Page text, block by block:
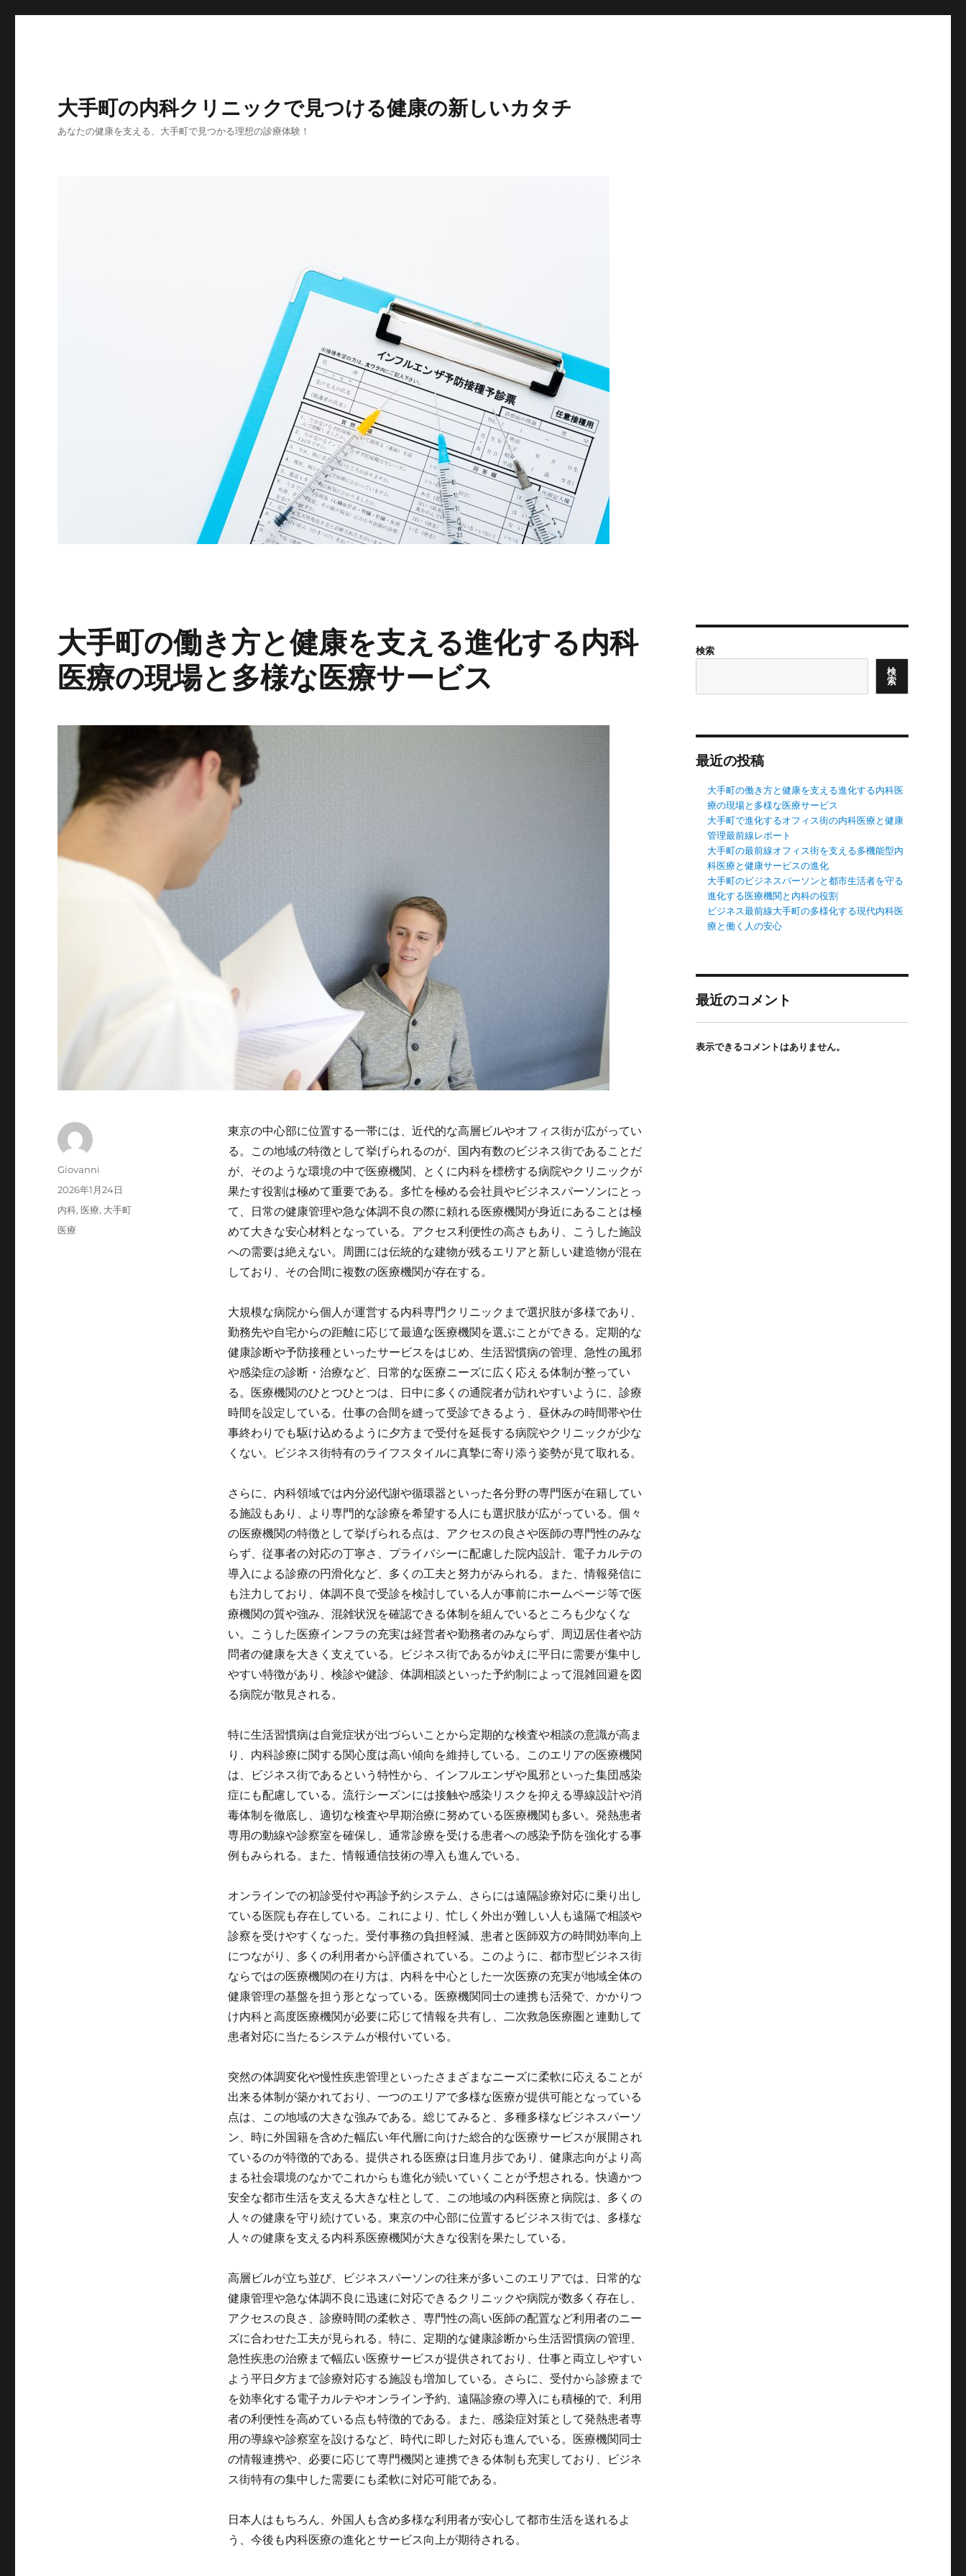
大手町の内科クリニックで見つける健康の新しいカタチ
あなたの健康を支える、大手町で見つかる理想の診療体験！
大手町の働き方と健康を支える進化する内科
医療の現場と多様な医療サービス
東京の中心部に位置する一帯には、近代的な高層ビルやオフィス街が広がってい
る。 この地域の特徴として挙げられるのが、国内有数のビジネス街であることだ
が、そのような環境の中で医療機関、とくに内科を標榜する病院やクリニックが
果たす役割は極めて重要である。多忙を極める会社員やビジネスパーソンにとっ
て、日常の健康管理や急な体調不良の際に頼れる医療機関が身近にあることは極
めて大きな安心材料となっている。アクセス利便性の高さもあり、こうした施設
への需要は絶えない。周囲には伝統的な建物が残るエリアと新しい建造物が混在
しており、その合間に複数の医療機関が存在する。
大規模な病院から個人が運営する内科専門クリニックまで選択肢が多様であり、
勤務先や自宅からの距離に応じて最適な医療機関を選ぶことができる。定期的な
健康診断や予防接種といったサービスをはじめ、生活習慣病の管理、急性の風邪
や感染症の診断・治療など、日常的な医療ニーズに広く応える体制が整ってい
る。医療機関のひとつひとつは、日中に多くの通院者が訪れやすいように、診療
時間を設定している。仕事の合間を縫って受診できるよう、昼休みの時間帯や仕
事終わりでも駆け込めるように夕方まで受付を延長する病院やクリニックが少な
くない。ビジネス街特有のライフスタイルに真摯に寄り添う姿勢が見て取れる。
さらに、内科領域では内分泌代謝や循環器といった各分野の専門医が在籍してい
る施設もあり、より専門的な診療を希望する人にも選択肢が広がっている。個々
の医療機関の特徴として挙げられる点は、アクセスの良さや医師の専門性のみな
らず、従事者の対応の丁寧さ、プライバシーに配慮した院内設計、電子カルテの
導入による診療の円滑化など、多くの工夫と努力がみられる。また、情報発信に
も注力しており、体調不良で受診を検討している人が事前にホームページ等で医
療機関の質や強み、混雑状況を確認できる体制を組んでいるところも少なくな
い。こうした医療インフラの充実は経営者や勤務者のみならず、周辺居住者や訪
問者の健康を大きく支えている。ビジネス街であるがゆえに平日に需要が集中し
やすい特徴があり、検診や健診、体調相談といった予約制によって混雑回避を図
る病院が散見される。
特に生活習慣病は自覚症状が出づらいことから定期的な検査や相談の意識が高ま
り、内科診療に関する関心度は高い傾向を維持している。このエリアの医療機関
は、ビジネス街であるという特性から、インフルエンザや風邪といった集団感染
症にも配慮している。流行シーズンには接触や感染リスクを抑える導線設計や消
毒体制を徹底し、適切な検査や早期治療に努めている医療機関も多い。発熱患者
専用の動線や診察室を確保し、通常診療を受ける患者への感染予防を強化する事
例もみられる。また、情報通信技術の導入も進んでいる。
オンラインでの初診受付や再診予約システム、さらには遠隔診療対応に乗り出し
ている医院も存在している。これにより、忙しく外出が難しい人も遠隔で相談や
診察を受けやすくなった。受付事務の負担軽減、患者と医師双方の時間効率向上
につながり、多くの利用者から評価されている。このように、都市型ビジネス街
ならではの医療機関の在り方は、内科を中心とした一次医療の充実が地域全体の
健康管理の基盤を担う形となっている。医療機関同士の連携も活発で、かかりつ
け内科と高度医療機関が必要に応じて情報を共有し、二次救急医療圏と連動して
患者対応に当たるシステムが根付いている。
突然の体調変化や慢性疾患管理といったさまざまなニーズに柔軟に応えることが
出来る体制が築かれており、一つのエリアで多様な医療が提供可能となっている
点は、この地域の大きな強みである。総じてみると、多種多様なビジネスパーソ
ン、時に外国籍を含めた幅広い年代層に向けた総合的な医療サービスが展開され
ているのが特徴的である。提供される医療は日進月歩であり、健康志向がより高
まる社会環境のなかでこれからも進化が続いていくことが予想される。快適かつ
安全な都市生活を支える大きな柱として、この地域の内科医療と病院は、多くの
人々の健康を守り続けている。東京の中心部に位置するビジネス街では、多様な
人々の健康を支える内科系医療機関が大きな役割を果たしている。
高層ビルが立ち並び、ビジネスパーソンの往来が多いこのエリアでは、日常的な
健康管理や急な体調不良に迅速に対応できるクリニックや病院が数多く存在し、
アクセスの良さ、診療時間の柔軟さ、専門性の高い医師の配置など利用者のニー
ズに合わせた工夫が見られる。特に、定期的な健康診断から生活習慣病の管理、
急性疾患の治療まで幅広い医療サービスが提供されており、仕事と両立しやすい
よう平日夕方まで診療対応する施設も増加している。さらに、受付から診療まで
を効率化する電子カルテやオンライン予約、遠隔診療の導入にも積極的で、利用
者の利便性を高めている点も特徴的である。また、感染症対策として発熱患者専
用の導線や診察室を設けるなど、時代に即した対応も進んでいる。医療機関同士
の情報連携や、必要に応じて専門機関と連携できる体制も充実しており、ビジネ
ス街特有の集中した需要にも柔軟に対応可能である。
日本人はもちろん、外国人も含め多様な利用者が安心して都市生活を送れるよ
う、今後も内科医療の進化とサービス向上が期待される。
投
Giovanni
投
稿
2026年1月24日
カ
テ
内科, 医療, 大手町
タ
医療
検索
検
索
最近の投稿
大手町の働き方と健康を支える進化する内科医
療の現場と多様な医療サービス
大手町で進化するオフィス街の内科医療と健康
管理最前線レポート
大手町の最前線オフィス街を支える多機能型内
科医療と健康サービスの進化
大手町のビジネスパーソンと都市生活者を守る
進化する医療機関と内科の役割
ビジネス最前線大手町の多様化する現代内科医
療と働く人の安心
最近のコメント
表示できるコメントはありません。